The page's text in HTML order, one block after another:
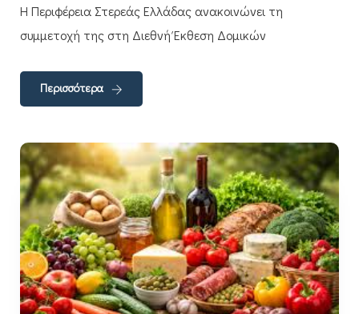
H Περιφέρεια Στερεάς Ελλάδας ανακοινώνει τη
συμμετοχή της στη Διεθνή Έκθεση Δομικών
Περισσότερα